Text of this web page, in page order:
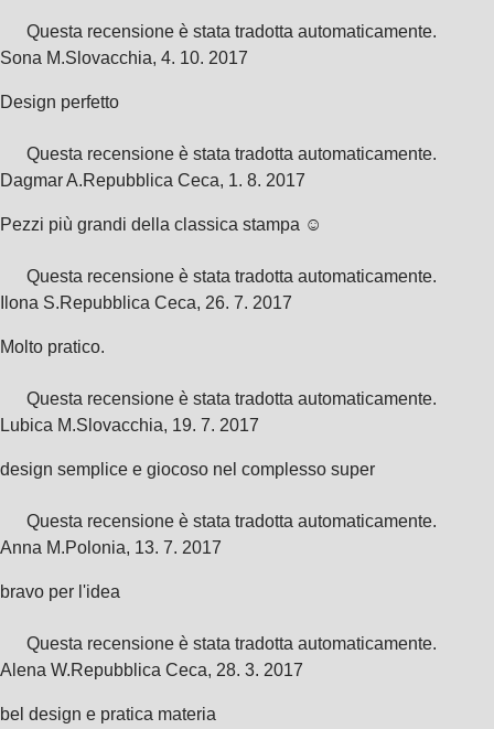
Questa recensione è stata tradotta automaticamente.
Sona M.Slovacchia, 4. 10. 2017
Design perfetto
Questa recensione è stata tradotta automaticamente.
Dagmar A.Repubblica Ceca, 1. 8. 2017
Pezzi più grandi della classica stampa ☺️
Questa recensione è stata tradotta automaticamente.
Ilona S.Repubblica Ceca, 26. 7. 2017
Molto pratico.
Questa recensione è stata tradotta automaticamente.
Lubica M.Slovacchia, 19. 7. 2017
design semplice e giocoso nel complesso super
Questa recensione è stata tradotta automaticamente.
Anna M.Polonia, 13. 7. 2017
bravo per l'idea
Questa recensione è stata tradotta automaticamente.
Alena W.Repubblica Ceca, 28. 3. 2017
bel design e pratica materia